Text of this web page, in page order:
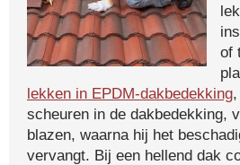
of
lekken in EPDM-dakbedekking,
scheuren in de dakbedekking,
blazen, waarna hij het
vervangt. Bij een hellend dak